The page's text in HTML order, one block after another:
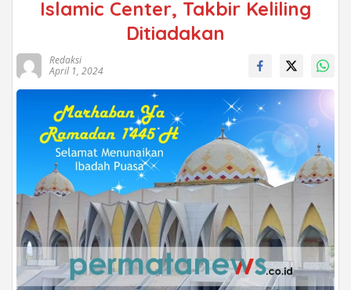
Islamic Center, Takbir Keliling
Ditiadakan
Redaksi
April 1, 2024